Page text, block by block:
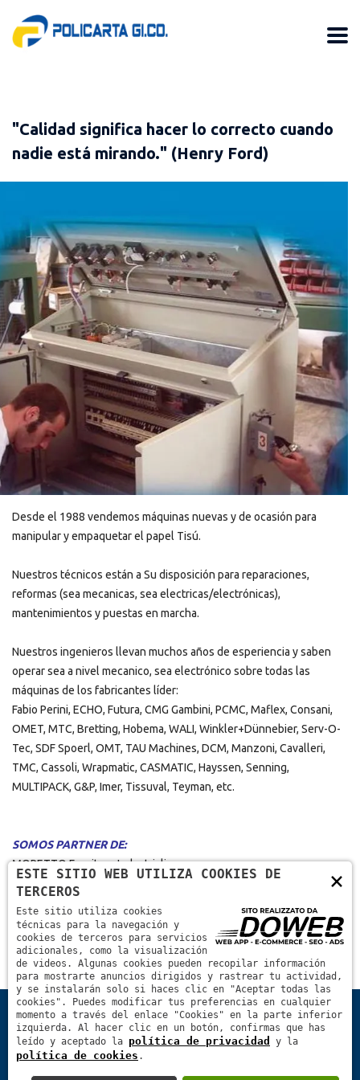
"Calidad significa hacer lo correcto cuando
nadie está mirando." (Henry Ford)
Desde el 1988 vendemos máquinas nuevas y de ocasión para
manipular y empaquetar el papel Tisú.
Nuestros técnicos están a Su disposición para reparaciones,
reformas (sea mecanicas, sea electricas/electrónicas),
mantenimientos y puestas en marcha.
Nuestros ingenieros llevan muchos años de esperiencia y saben
operar sea a nivel mecanico, sea electrónico sobre todas las
máquinas de los fabricantes líder:
Fabio Perini, ECHO, Futura, CMG Gambini, PCMC, Maflex, Consani,
OMET, MTC, Bretting, Hobema, WALI, Winkler+Dünnebier, Serv-O-
Tec, SDF Spoerl, OMT, TAU Machines, DCM, Manzoni, Cavalleri,
TMC, Cassoli, Wrapmatic, CASMATIC, Hayssen, Senning,
MULTIPACK, G&P, Imer, Tissuval, Teyman, etc.
SOMOS PARTNER DE:
MORETTO Forniture Industriali _________
https://www.morettoitalia.com/it
Home básicas informaciones técnicas
Quienes Somos Contactos
×
ESTE SITIO WEB UTILIZA COOKIES DE
TERCEROS
Este sitio utiliza cookies
técnicas para la navegación y
cookies de terceros para servicios
adicionales, como la visualización
de videos. Algunas cookies pueden recopilar información
para mostrarte anuncios dirigidos y rastrear tu actividad,
y se instalarán solo si haces clic en "Aceptar todas las
cookies". Puedes modificar tus preferencias en cualquier
momento a través del enlace "Cookies" en la parte inferior
izquierda. Al hacer clic en un botón, confirmas que has
leído y aceptado la política de privacidad y la
política de cookies .